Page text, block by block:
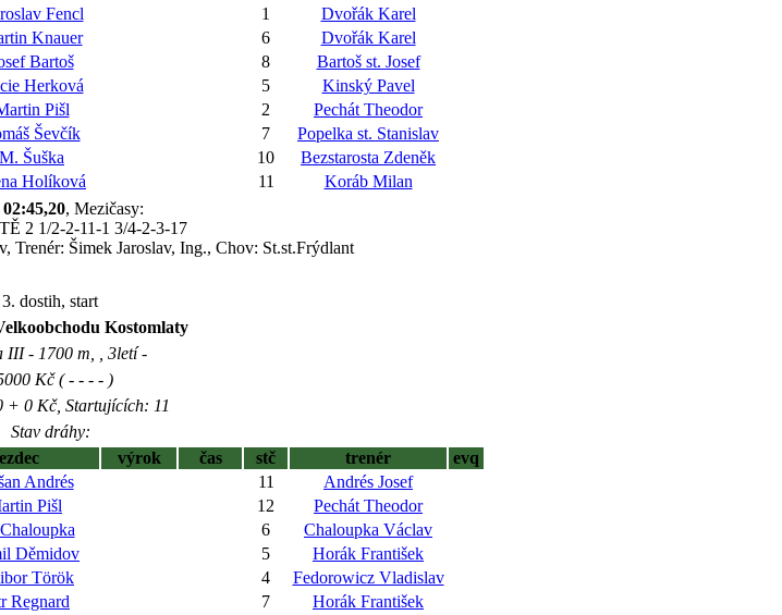
Fencl 1
Dvořák Karel
Knauer 6
Dvořák Karel
Bartoš 8
Bartoš st. Josef
Herková 5
Kinský Pavel
Pišl 2
Pechát Theodor
Ševčík 7
Popelka st. Stanislav
Šuška 10
Bezstarosta Zdeněk
Holíková 11
Koráb Milan
02:45,20, Mezičasy:
2 1/2-2-11-1 3/4-2-3-17
Trenér: Šimek Jaroslav, Ing., Chov: St.st.Frýdlant
3. dostih, start
Kostomlaty
III - 1700 m, , 3letí -
Kč ( - - - - )
+ 0 Kč, Startujících: 11
Stav dráhy:
výrok čas stč trenér
evq
Andrés 11
Andrés Josef
Pišl 12
Pechát Theodor
6
Chaloupka Václav
Děmidov 5
Horák František
Török 4
Fedorowicz Vladislav
Regnard 7
Horák František